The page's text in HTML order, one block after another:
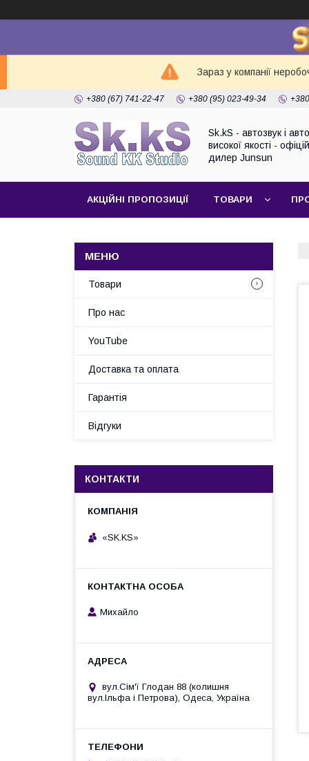
Зараз у компанії
+380 (67) 741-22-47 +380 (95) 023-49-34
Sk.kS - автозвук і
високої якості -
дилер Junsun
АКЦІЙНІ ПРОПОЗИЦІЇ ТОВАРИ
Товари
Про нас
YouTube
Доставка та оплата
Гарантія
Відгуки
КОНТАКТИ
«SK.KS»
Михайло
вул.Сім'ї Глодан 88 (колишня
вул.Ільфа і Петрова), Одеса, Україна